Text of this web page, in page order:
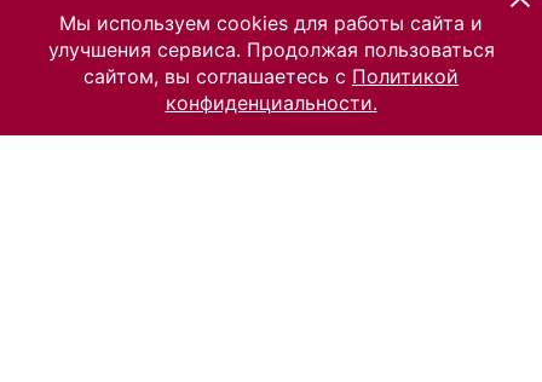
Мы используем cookies для работы сайта и
улучшения сервиса. Продолжая пользоваться
сайтом, вы соглашаетесь с Политикой
конфиденциальности.